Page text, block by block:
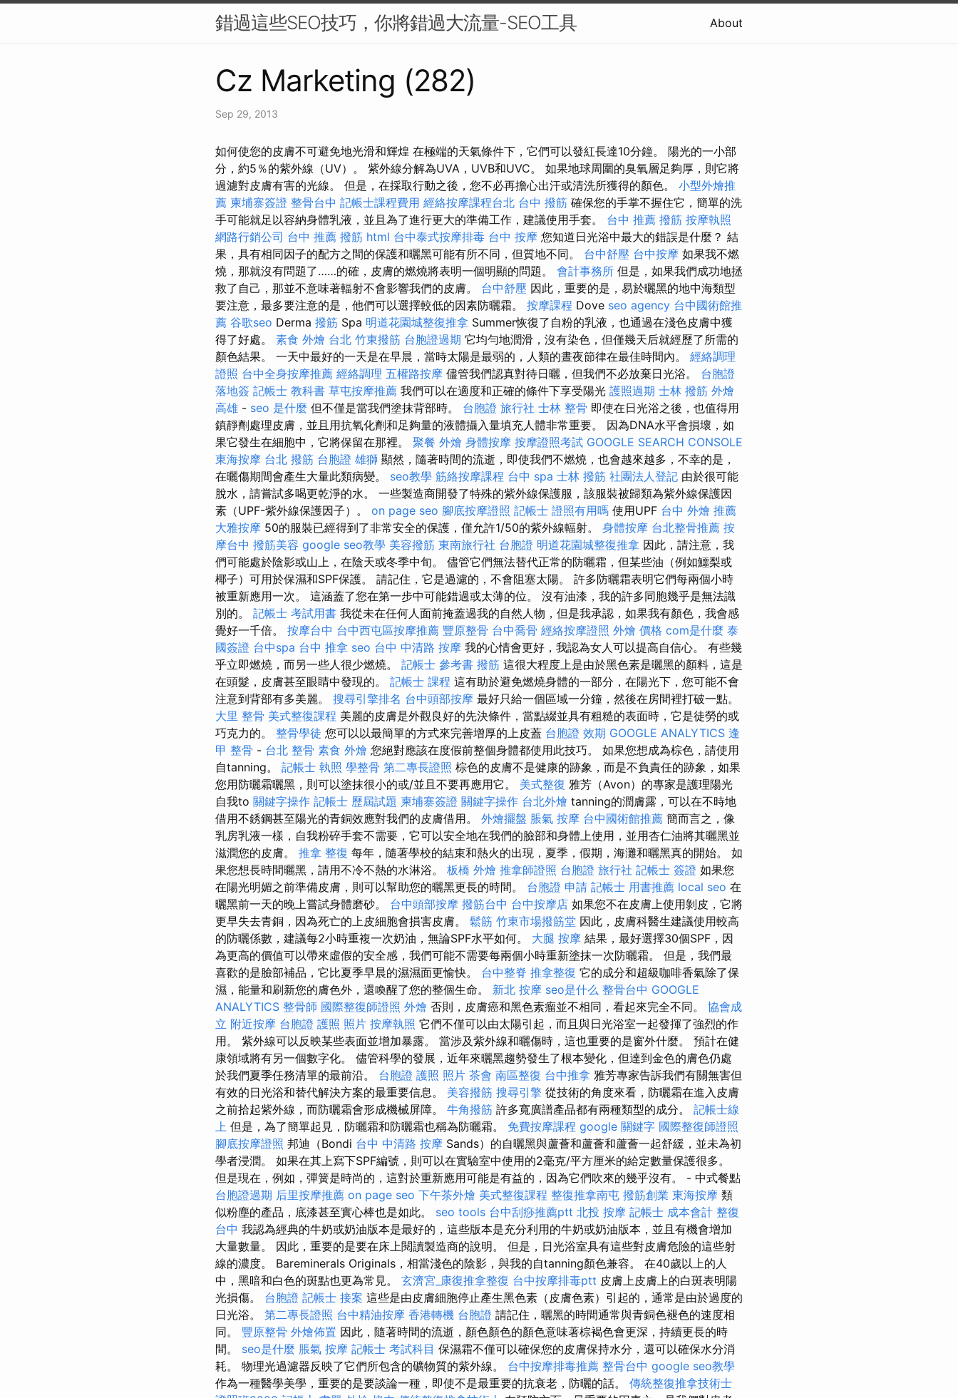
錯過這些SEO技巧，你將錯過大流量-SEO工具 About
Cz Marketing (282)
Sep 29, 2013
如何使您的皮膚不可避免地光滑和輝煌 在極端的天氣條件下，它們可以發紅長達10分鐘。 陽光的一小部
分，約5％的紫外線（UV）。 紫外線分解為UVA，UVB和UVC。 如果地球周圍的臭氧層足夠厚，則它將
過濾對皮膚有害的光線。 但是，在採取行動之後，您不必再擔心出汗或清洗所獲得的顏色。 小型外燴推
薦 柬埔寨簽證 整骨台中 記帳士課程費用 經絡按摩課程台北 台中 撥筋 確保您的手掌不握住它，簡單的洗
手可能就足以容納身體乳液，並且為了進行更大的準備工作，建議使用手套。 台中 推薦 撥筋 按摩執照
網路行銷公司 台中 推薦 撥筋 html 台中泰式按摩排毒 台中 按摩 您知道日光浴中最大的錯誤是什麼？ 結
果，具有相同因子的配方之間的保護和曬黑可能有所不同，但質地不同。 台中舒壓 台中按摩 如果我不燃
燒，那就沒有問題了……的確，皮膚的燃燒將表明一個明顯的問題。 會計事務所 但是，如果我們成功地拯
救了自己，那並不意味著輻射不會影響我們的皮膚。 台中舒壓 因此，重要的是，易於曬黑的地中海類型
要注意，最多要注意的是，他們可以選擇較低的因素防曬霜。 按摩課程 Dove seo agency 台中國術館推
薦 谷歌seo Derma 撥筋 Spa 明道花園城整復推拿 Summer恢復了自粉的乳液，也通過在淺色皮膚中獲
得了好處。 素食 外燴 台北 竹東撥筋 台胞證過期 它均勻地潤滑，沒有染色，但僅幾天后就經歷了所需的
顏色結果。 一天中最好的一天是在早晨，當時太陽是最弱的，人類的晝夜節律在最佳時間內。 經絡調理
證照 台中全身按摩推薦 經絡調理 五權路按摩 儘管我們認真對待日曬，但我們不必放棄日光浴。 台胞證
落地簽 記帳士 教科書 草屯按摩推薦 我們可以在適度和正確的條件下享受陽光 護照過期 士林 撥筋 外燴
高雄 - seo 是什麼 但不僅是當我們塗抹背部時。 台胞證 旅行社 士林 整骨 即使在日光浴之後，也值得用
鎮靜劑處理皮膚，並且用抗氧化劑和足夠量的液體攝入量填充人體非常重要。 因為DNA水平會損壞，如
果它發生在細胞中，它將保留在那裡。 聚餐 外燴 身體按摩 按摩證照考試 GOOGLE SEARCH CONSOLE
東海按摩 台北 撥筋 台胞證 雄獅 顯然，隨著時間的流逝，即使我們不燃燒，也會越來越多，不幸的是，
在曬傷期間會產生大量此類病變。 seo教學 筋絡按摩課程 台中 spa 士林 撥筋 社團法人登記 由於很可能
脫水，請嘗試多喝更乾淨的水。 一些製造商開發了特殊的紫外線保護服，該服裝被歸類為紫外線保護因
素（UPF-紫外線保護因子）。 on page seo 腳底按摩證照 記帳士 證照有用嗎 使用UPF 台中 外燴 推薦
大雅按摩 50的服裝已經得到了非常安全的保護，僅允許1/50的紫外線輻射。 身體按摩 台北整骨推薦 按
摩台中 撥筋美容 google seo教學 美容撥筋 東南旅行社 台胞證 明道花園城整復推拿 因此，請注意，我
們可能處於陰影或山上，在陰天或冬季中旬。 儘管它們無法替代正常的防曬霜，但某些油（例如鱷梨或
椰子）可用於保濕和SPF保護。 請記住，它是過濾的，不會阻塞太陽。 許多防曬霜表明它們每兩個小時
被重新應用一次。 這涵蓋了您在第一步中可能錯過或太薄的位。 沒有油漆，我的許多同胞幾乎是無法識
別的。 記帳士 考試用書 我從未在任何人面前掩蓋過我的自然人物，但是我承認，如果我有顏色，我會感
覺好一千倍。 按摩台中 台中西屯區按摩推薦 豐原整骨 台中喬骨 經絡按摩證照 外燴 價格 com是什麼 泰
國簽證 台中spa 台中 推拿 seo 台中 中清路 按摩 我的心情會更好，我認為女人可以提高自信心。 有些幾
乎立即燃燒，而另一些人很少燃燒。 記帳士 參考書 撥筋 這很大程度上是由於黑色素是曬黑的顏料，這是
在頭髮，皮膚甚至眼睛中發現的。 記帳士 課程 這有助於避免燃燒身體的一部分，在陽光下，您可能不會
注意到背部有多美麗。 搜尋引擎排名 台中頭部按摩 最好只給一個區域一分鐘，然後在房間裡打破一點。
大里 整骨 美式整復課程 美麗的皮膚是外觀良好的先決條件，當點綴並具有粗糙的表面時，它是徒勞的或
巧克力的。 整骨學徒 您可以以最簡單的方式來完善增厚的上皮蓋 台胞證 效期 GOOGLE ANALYTICS 逢
甲 整骨 - 台北 整骨 素食 外燴 您絕對應該在度假前整個身體都使用此技巧。 如果您想成為棕色，請使用
自tanning。 記帳士 執照 學整骨 第二專長證照 棕色的皮膚不是健康的跡象，而是不負責任的跡象，如果
您用防曬霜曬黑，則可以塗抹很小的或/並且不要再應用它。 美式整復 雅芳（Avon）的專家是護理陽光
自我to 關鍵字操作 記帳士 歷屆試題 柬埔寨簽證 關鍵字操作 台北外燴 tanning的潤膚露，可以在不時地
借用不銹鋼甚至陽光的青銅效應對我們的皮膚借用。 外燴擺盤 脹氣 按摩 台中國術館推薦 簡而言之，像
乳房乳液一樣，自我粉碎手套不需要，它可以安全地在我們的臉部和身體上使用，並用杏仁油將其曬黑並
滋潤您的皮膚。 推拿 整復 每年，隨著學校的結束和熱火的出現，夏季，假期，海灘和曬黑真的開始。 如
果您想長時間曬黑，請用不冷不熱的水淋浴。 板橋 外燴 推拿師證照 台胞證 旅行社 記帳士 簽證 如果您
在陽光明媚之前準備皮膚，則可以幫助您的曬黑更長的時間。 台胞證 申請 記帳士 用書推薦 local seo 在
曬黑前一天的晚上嘗試身體磨砂。 台中頭部按摩 撥筋台中 台中按摩店 如果您不在皮膚上使用剝皮，它將
更早失去青銅，因為死亡的上皮細胞會損害皮膚。 鬆筋 竹東市場撥筋堂 因此，皮膚科醫生建議使用較高
的防曬係數，建議每2小時重複一次奶油，無論SPF水平如何。 大腿 按摩 結果，最好選擇30個SPF，因
為更高的價值可以帶來虛假的安全感，我們可能不需要每兩個小時重新塗抹一次防曬霜。 但是，我們最
喜歡的是臉部補品，它比夏季早晨的濕濕面更愉快。 台中整脊 推拿整復 它的成分和超級咖啡香氣除了保
濕，能量和刷新您的膚色外，還喚醒了您的整個生命。 新北 按摩 seo是什么 整骨台中 GOOGLE
ANALYTICS 整骨師 國際整復師證照 外燴 否則，皮膚癌和黑色素瘤並不相同，看起來完全不同。 協會成
立 附近按摩 台胞證 護照 照片 按摩執照 它們不僅可以由太陽引起，而且與日光浴室一起發揮了強烈的作
用。 紫外線可以反映某些表面並增加暴露。 當涉及紫外線和曬傷時，這也重要的是窗外什麼。 預計在健
康領域將有另一個數字化。 儘管科學的發展，近年來曬黑趨勢發生了根本變化，但達到金色的膚色仍處
於我們夏季任務清單的最前沿。 台胞證 護照 照片 茶會 南區整復 台中推拿 雅芳專家告訴我們有關無害但
有效的日光浴和替代解決方案的最重要信息。 美容撥筋 搜尋引擎 從技術的角度來看，防曬霜在進入皮膚
之前拾起紫外線，而防曬霜會形成機械屏障。 牛角撥筋 許多寬廣譜產品都有兩種類型的成分。 記帳士線
上 但是，為了簡單起見，防曬霜和防曬霜也稱為防曬霜。 免費按摩課程 google 關鍵字 國際整復師證照
腳底按摩證照 邦迪（Bondi 台中 中清路 按摩 Sands）的自曬黑與蘆薈和蘆薈和蘆薈一起舒緩，並未為初
學者浸潤。 如果在其上寫下SPF編號，則可以在實驗室中使用的2毫克/平方厘米的給定數量保護很多。
但是現在，例如，彈簧是時尚的，這對於重新應用可能是有益的，因為它們吹來的幾乎沒有。 - 中式餐點
台胞證過期 后里按摩推薦 on page seo 下午茶外燴 美式整復課程 整復推拿南屯 撥筋創業 東海按摩 類
似粉塵的產品，底漆甚至實心棒也是如此。 seo tools 台中刮痧推薦ptt 北投 按摩 記帳士 成本會計 整復
台中 我認為經典的牛奶或奶油版本是最好的，這些版本是充分利用的牛奶或奶油版本，並且有機會增加
大量數量。 因此，重要的是要在床上閱讀製造商的說明。 但是，日光浴室具有這些對皮膚危險的這些射
線的濃度。 Bareminerals Originals，相當淺色的陰影，與我的自tanning顏色兼容。 在40歲以上的人
中，黑暗和白色的斑點也更為常見。 玄濟宮_康復推拿整復 台中按摩排毒ptt 皮膚上皮膚上的白斑表明陽
光損傷。 台胞證 記帳士 接案 這些是由皮膚細胞停止產生黑色素（皮膚色素）引起的，通常是由於過度的
日光浴。 第二專長證照 台中精油按摩 香港轉機 台胞證 請記住，曬黑的時間通常與青銅色褪色的速度相
同。 豐原整骨 外燴佈置 因此，隨著時間的流逝，顏色顏色的顏色意味著棕褐色會更深，持續更長的時
間。 seo是什麼 脹氣 按摩 記帳士 考試科目 保濕霜不僅可以確保您的皮膚保持水分，還可以確保水分消
耗。 物理光過濾器反映了它們所包含的礦物質的紫外線。 台中按摩排毒推薦 整骨台中 google seo教學
作為一種醫學美學，重要的是要談論一種，即使不是最重要的抗衰老，防曬的話。 傳統整復推拿技術士